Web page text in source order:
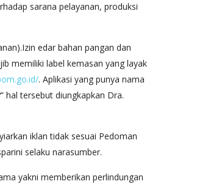
sarana pelayanan, produksi
edar bahan pangan dan
memiliki label kemasan yang layak
. Aplikasi yang punya nama
hal tersebut diungkapkan Dra.
iklan tidak sesuai Pedoman
selaku narasumber.
yakni memberikan perlindungan